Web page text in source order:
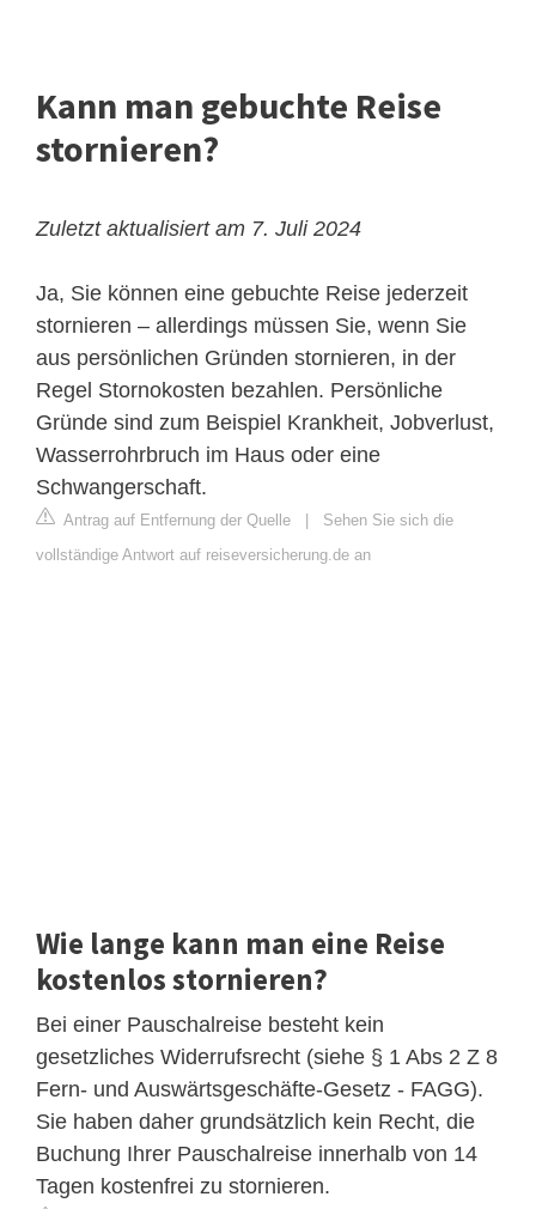
Kann man gebuchte Reise
stornieren?
Zuletzt aktualisiert am 7. Juli 2024
Ja, Sie können eine gebuchte Reise jederzeit
stornieren – allerdings müssen Sie, wenn Sie
aus persönlichen Gründen stornieren, in der
Regel Stornokosten bezahlen. Persönliche
Gründe sind zum Beispiel Krankheit, Jobverlust,
Wasserrohrbruch im Haus oder eine
Schwangerschaft.
Antrag auf Entfernung der Quelle
Sehen Sie sich die
vollständige Antwort auf reiseversicherung.de an
Wie lange kann man eine Reise
kostenlos stornieren?
Bei einer Pauschalreise besteht kein
gesetzliches Widerrufsrecht (siehe § 1 Abs 2 Z 8
Fern- und Auswärtsgeschäfte-Gesetz - FAGG).
Sie haben daher grundsätzlich kein Recht, die
Buchung Ihrer Pauschalreise innerhalb von 14
Tagen kostenfrei zu stornieren.